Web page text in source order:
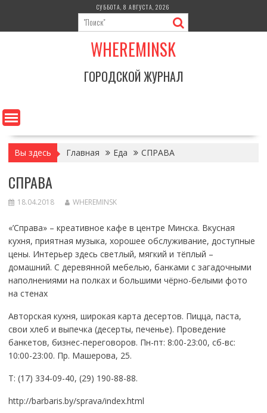
содержимому
СУББОТА, 8 АВГУСТА, 2026
WHEREMINSK
ГОРОДСКОЙ ЖУРНАЛ
Вы здесь Главная Еда СПРАВА
СПРАВА
18.04.2018 WHEREMINSK
«’Справа» – креативное кафе в центре Минска. Вкусная
кухня, приятная музыка, хорошее обслуживание, доступные
цены. Интерьер здесь светлый, мягкий и тёплый –
домашний. С деревянной мебелью, банками с загадочными
наполнениями на полках и большими чёрно-белыми фото
на стенах
Авторская кухня, широкая карта десертов. Пицца, паста,
свои хлеб и выпечка (десерты, печенье). Проведение
банкетов, бизнес-переговоров. Пн-пт: 8:00-23:00, сб-вс:
10:00-23:00. Пр. Машерова, 25.
Т: (17) 334-09-40, (29) 190-88-88.
http://barbaris.by/sprava/index.html